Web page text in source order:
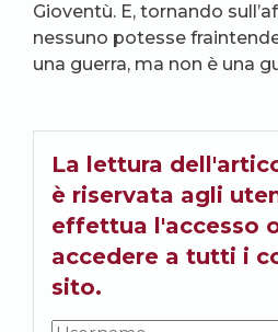
Gioventù. E, tornando
nessuno potesse
una guerra, ma non è una
La lettura
è riservata agli
effettua l'accesso
accedere a tutti i
sito.